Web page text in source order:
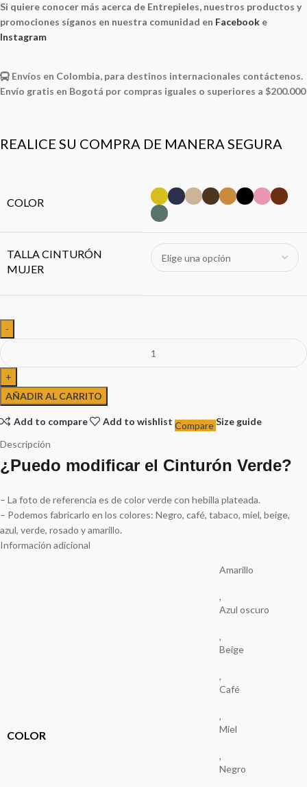
Si quiere conocer más acerca de Entrepieles, nuestros productos y
promociones síganos en nuestra comunidad en Facebook e
Instagram
Envíos en Colombia, para destinos internacionales contáctenos.
Envío gratis en Bogotá por compras iguales o superiores a $200.000
REALICE SU COMPRA DE MANERA SEGURA
COLOR
TALLA CINTURÓN
MUJER
AÑADIR AL CARRITO
Add to compare Add to wishlist CompareSize guide
Descripción
¿Puedo modificar el Cinturón Verde?
– La foto de referencia es de color verde con hebilla plateada.
– Podemos fabricarlo en los colores: Negro, café, tabaco, miel, beige,
azul, verde, rosado y amarillo.
Información adicional
COLOR
Amarillo
,
Azul oscuro
,
Beige
,
Café
,
Miel
,
Negro